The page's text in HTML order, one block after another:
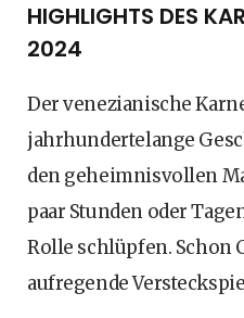
HIGHLIGHTS DES
2024
Der venezianische
jahrhundertelange
den geheimnisvollen
paar Stunden oder
Rolle schlüpfen. Schon
aufregende